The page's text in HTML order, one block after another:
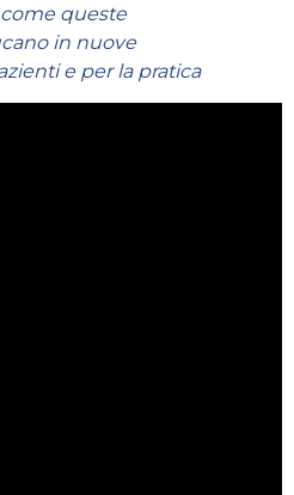
queste
in nuove
e per la pratica